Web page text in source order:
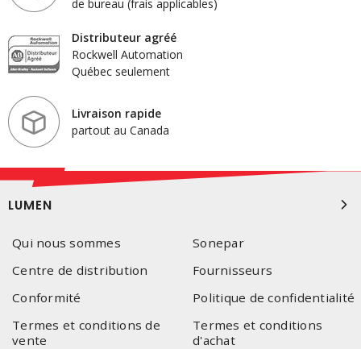
de bureau (frais applicables)
Distributeur agréé
Rockwell Automation
Québec seulement
Livraison rapide
partout au Canada
LUMEN
Qui nous sommes
Sonepar
Centre de distribution
Fournisseurs
Conformité
Politique de confidentialité
Termes et conditions de
vente
Termes et conditions
d'achat